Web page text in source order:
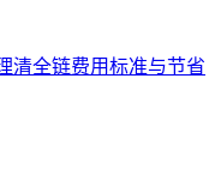
清全链费用标准与节省